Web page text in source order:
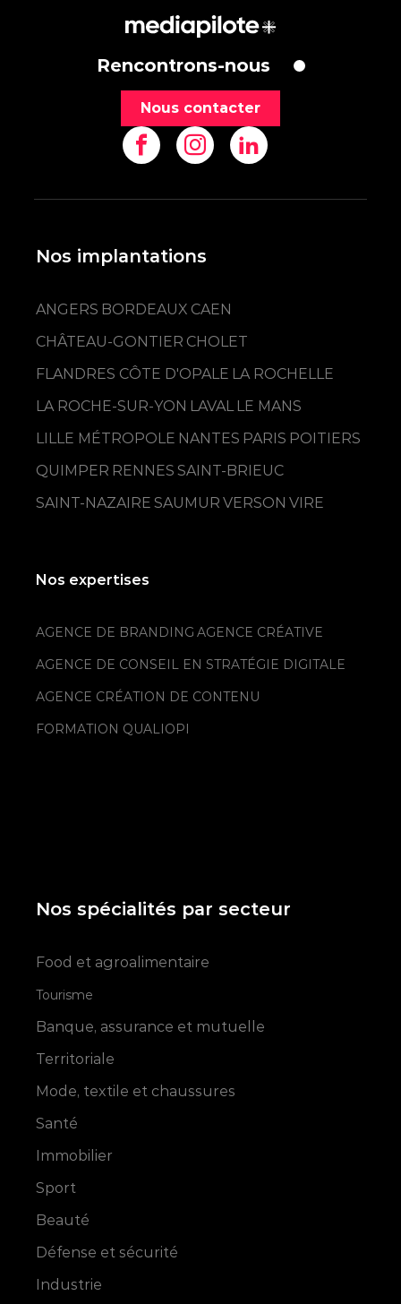
transformation digitale…?
Comment construire l'intégralité de la
charte graphique de Photonis, en gardant
le logo d'origine ?
Rencontrons-nous
Nous contacter
Nos spécialités par secteur
Food et agroalimentaire
Tourisme
Banque, assurance et mutuelle
Territoriale
Mode, textile et chaussures
Santé
Immobilier
Sport
Beauté
Défense et sécurité
Industrie
Nos implantations
ANGERS BORDEAUX CAEN
CHÂTEAU-GONTIER CHOLET
FLANDRES CÔTE D'OPALE LA ROCHELLE
LA ROCHE-SUR-YON LAVAL LE MANS
LILLE MÉTROPOLE NANTES PARIS POITIERS
QUIMPER RENNES SAINT-BRIEUC
SAINT-NAZAIRE SAUMUR VERSON VIRE
Nos expertises
AGENCE DE BRANDING AGENCE CRÉATIVE
AGENCE DE CONSEIL EN STRATÉGIE DIGITALE
AGENCE CRÉATION DE CONTENU
FORMATION QUALIOPI